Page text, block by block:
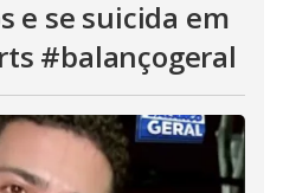
e se suicida em
#balançogeral